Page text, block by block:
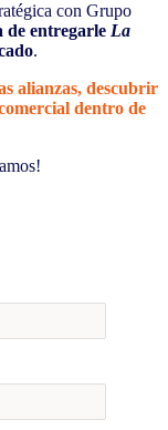
con Grupo
de entregarle La
.
alianzas, descubrir
dentro de